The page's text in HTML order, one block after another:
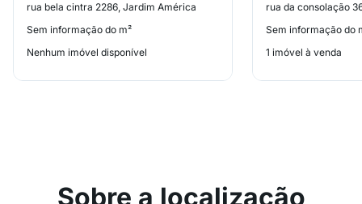
rua bela cintra 2286, Jardim América
Sem informação do m²
Nenhum imóvel disponível
rua da consolação
Sem informação do
1 imóvel à venda
Sobre a localização